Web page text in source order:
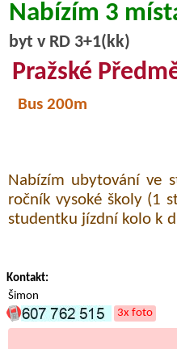
Nabízím 3
byt v RD 3+1(kk)
Pražské
Bus 200m
Nabízím ubytování ve
ročník vysoké školy (1
studentku jízdní kolo k
Kontakt:
Šimon
3x foto